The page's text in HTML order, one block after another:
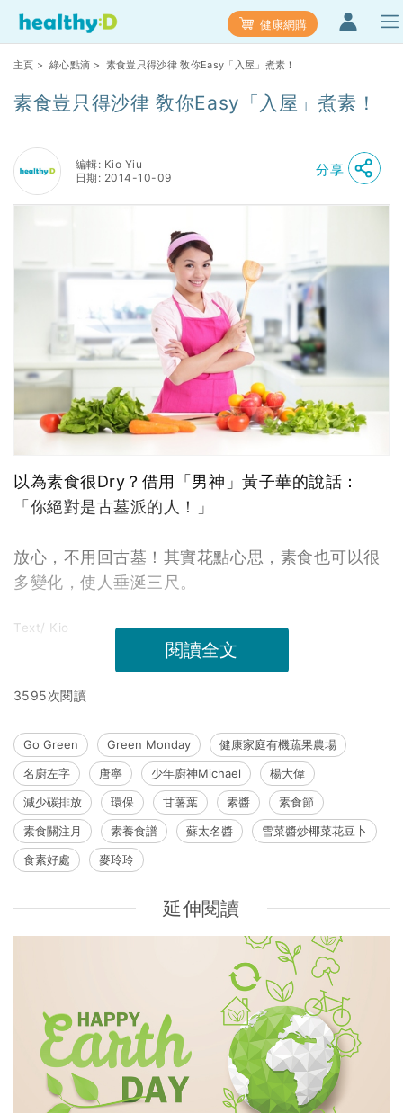
健康網購
主頁 > 綠心點滴 > 素食豈只得沙律 敎你Easy「入屋」煮素！
素食豈只得沙律 敎你Easy「入屋」煮素！
編輯: Kio Yiu
日期: 2014-10-09
分享
以為素食很Dry？借用「男神」黃子華的說話：
「你絕對是古墓派的人！」
放心，不用回古墓！其實花點心思，素食也可以很
多變化，使人垂涎三尺。
Text/ Kio
閱讀全文
3595次閱讀
Go Green Green Monday
健康家庭有機蔬果農場
名廚左字
唐寧 少年廚神Michael
楊大偉
減少碳排放
環保 甘薯葉 素醬
素食節
素食關注月
素養食譜 蘇太名醬
雪菜醬炒椰菜花豆卜
食素好處
麥玲玲
延伸閱讀